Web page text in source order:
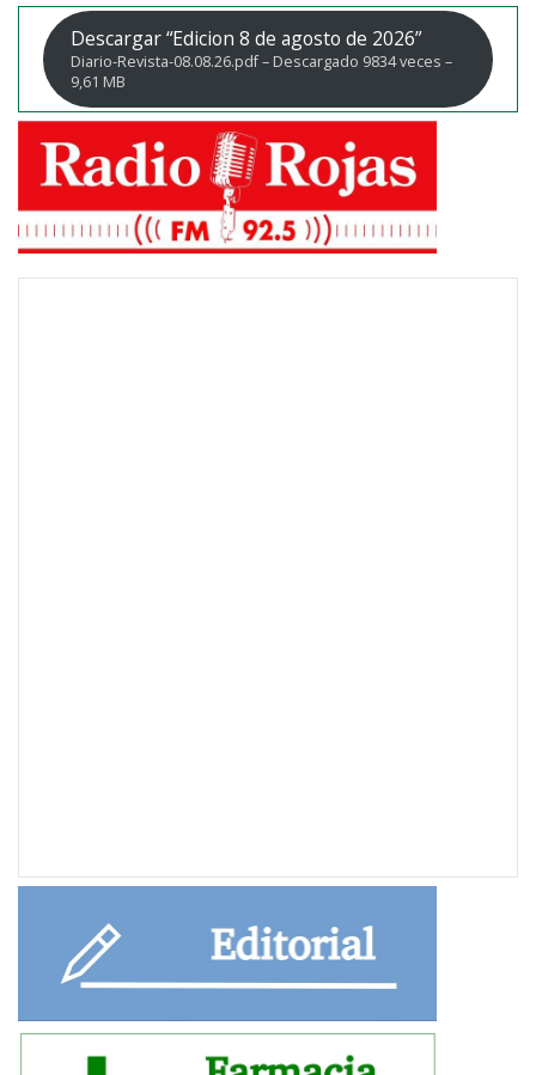
Descargar “Edicion 8 de agosto de 2026”
Diario-Revista-08.08.26.pdf – Descargado 9834 veces –
9,61 MB